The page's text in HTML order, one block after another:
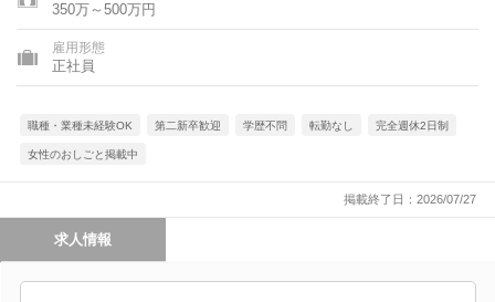
350万～500万円
雇用形態
正社員
職種・業種未経験OK 第二新卒歓迎 学歴不問 転勤なし 完全週休2日制
女性のおしごと掲載中
掲載終了日：2026/07/27
求人情報